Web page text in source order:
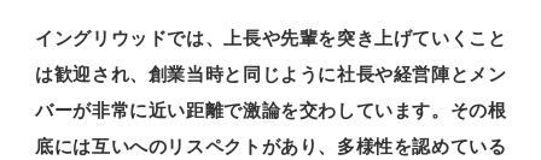
イングリウッドでは、上長や先輩を突き上げていくこと
は歓迎され、創業当時と同じように社長や経営陣とメン
バーが非常に近い距離で激論を交わしています。その根
底には互いへのリスペクトがあり、多様性を認めている